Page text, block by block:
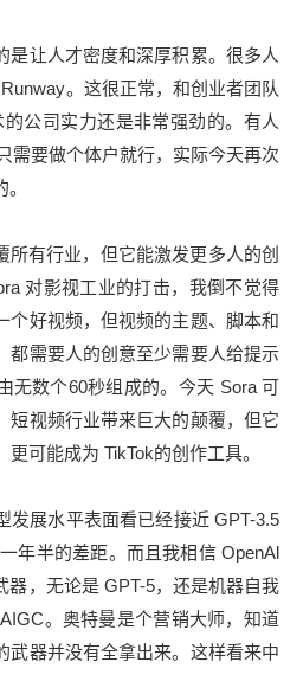
是让人才密度和深厚积累。很多人
。这很正常，和创业者团队
的公司实力还是非常强劲的。有人
需要做个体户就行，实际今天再次
所有行业，但它能激发更多人的创
对影视工业的打击，我倒不觉得
个好视频，但视频的主题、脚本和
都需要人的创意至少需要人给提示
无数个60秒组成的。今天 Sora 可
短视频行业带来巨大的颠覆，但它
可能成为 TikTok的创作工具。
发展水平表面看已经接近 GPT-3.5
年半的差距。而且我相信 OpenAl
器，无论是 GPT-5，还是机器自我
。奥特曼是个营销大师，知道
武器并没有全拿出来。这样看来中